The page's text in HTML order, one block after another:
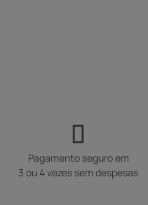
Pagamento seguro em
3 ou 4 vezes sem despesas